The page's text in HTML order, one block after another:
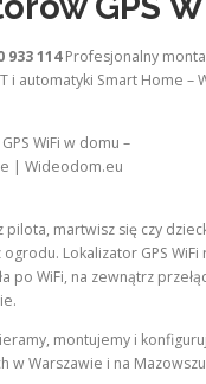
933 114Profesjonalny
i automatyki Smart Home –
WiFi w domu –
| Wideodom.eu
pilota, martwisz się czy
ogrodu. Lokalizator GPS
po WiFi, na zewnątrz
montujemy i
w Warszawie i na